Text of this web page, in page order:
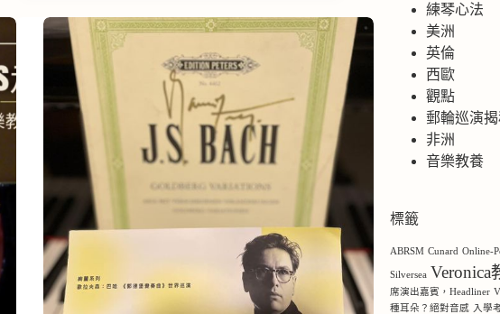
練琴心法
美洲
英倫
西歐
觀點
郵輪巡演
非洲
音樂教養
標籤
ABRSM Cunard Online-
Silversea Veronica
席演出嘉賓，Headliner
種耳朵？絕對音感 入學